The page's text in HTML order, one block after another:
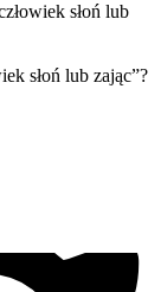
słoń lub
słoń lub zając”?